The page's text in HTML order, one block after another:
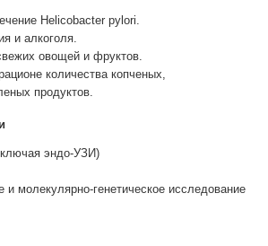
Helicobacter pylori.
и алкоголя.
овощей и фруктов.
количества копченых,
продуктов.
эндо-УЗИ)
и молекулярно-генетическое исследование